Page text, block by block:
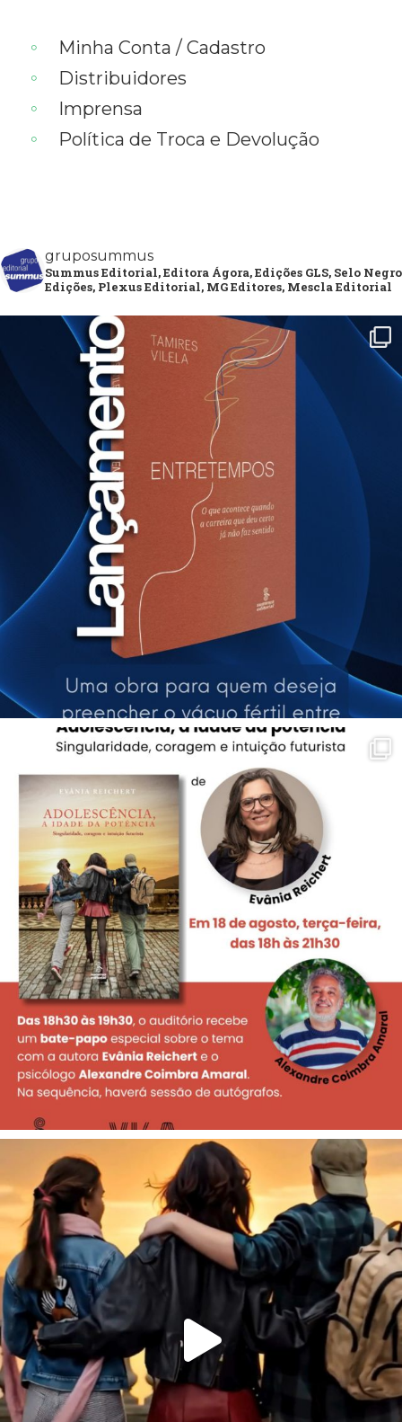
Minha Conta / Cadastro
Distribuidores
Imprensa
Política de Troca e Devolução
gruposummus
Summus Editorial, Editora Ágora, Edições GLS, Selo Negro
Edições, Plexus Editorial, MG Editores, Mescla Editorial